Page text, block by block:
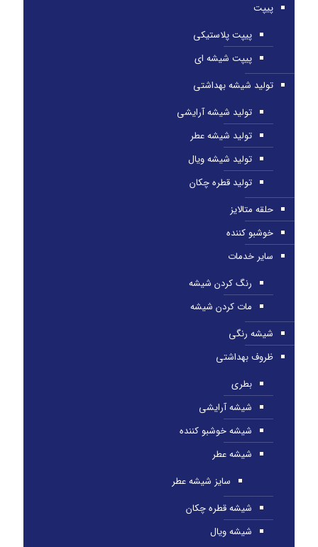
پیپت
پیپت پلاستیکی
پیپت شیشه ای
تولید شیشه بهداشتی
تولید شیشه آرایشی
تولید شیشه عطر
تولید شیشه ویال
تولید قطره چکان
حلقه متالایز
خوشبو کننده
سایر خدمات
رنگ کردن شیشه
مات کردن شیشه
شیشه رنگی
ظروف بهداشتی
بطری
شیشه آرایشی
شیشه خوشبو کننده
شیشه عطر
سایز شیشه عطر
شیشه قطره چکان
شیشه ویال